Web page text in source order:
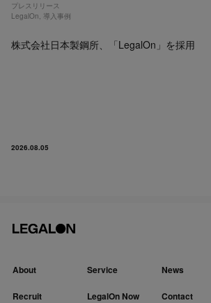
プレスリリース
LegalOn, 導入事例
株式会社日本製鋼所、「LegalOn」を採用
2026.08.05
About Service News
Recruit LegalOn Now Contact